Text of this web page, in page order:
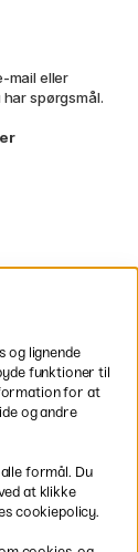
mail eller
spørgsmål.
gælder for
og lignende
funktioner til
for at
og andre
formål. Du
at klikke
cookiepolicy.